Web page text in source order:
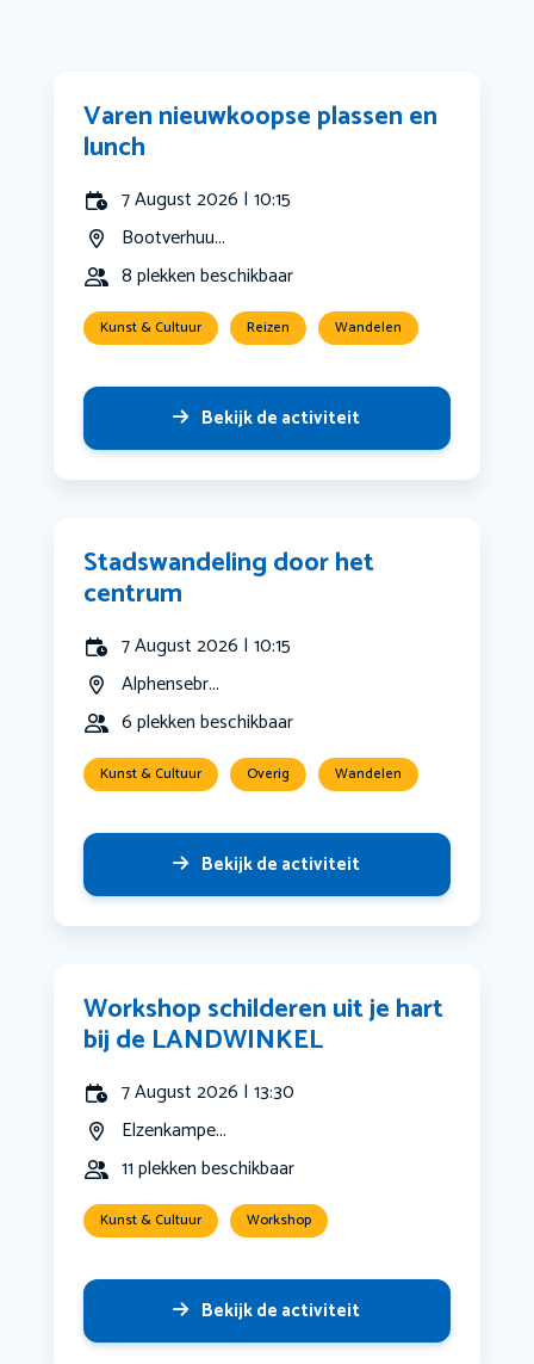
Varen nieuwkoopse plassen en
lunch
7 August 2026 | 10:15
Bootverhuu...
8 plekken beschikbaar
Kunst & Cultuur Reizen Wandelen
Bekijk de activiteit
Stadswandeling door het
centrum
7 August 2026 | 10:15
Alphensebr...
6 plekken beschikbaar
Kunst & Cultuur Overig Wandelen
Bekijk de activiteit
Workshop schilderen uit je hart
bij de LANDWINKEL
7 August 2026 | 13:30
Elzenkampe...
11 plekken beschikbaar
Kunst & Cultuur Workshop
Bekijk de activiteit